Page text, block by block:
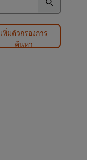
เพิ่มตัวกรองการ
ค้นหา